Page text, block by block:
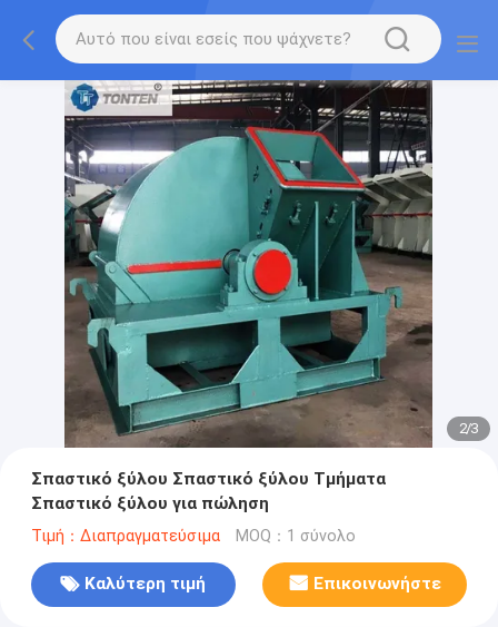
2/3
Σπαστικό ξύλου Σπαστικό ξύλου Τμήματα
Σπαστικό ξύλου για πώληση
Τιμή：Διαπραγματεύσιμα MOQ：1 σύνολο
Καλύτερη τιμή Επικοινωνήστε